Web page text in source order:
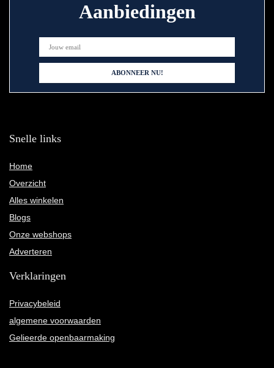
Aanbiedingen
Snelle links
Home
Overzicht
Alles winkelen
Blogs
Onze webshops
Adverteren
Verklaringen
Privacybeleid
algemene voorwaarden
Gelieerde openbaarmaking